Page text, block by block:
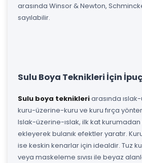
arasında Winsor & Newton,
sayılabilir.
Sulu Boya Teknikleri İçin
Sulu boya teknikleriarasında
kuru-üzerine-kuru ve kuru fırça
Islak-üzerine-ıslak, ilk kat kurumadan
ekleyerek bulanık efektler yaratır.
ise keskin kenarlar için idealdir. Tuz
veya maskeleme sıvısı ile beyaz